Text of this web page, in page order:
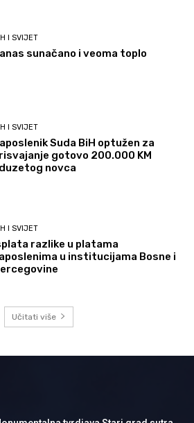
I SVIJET
sunačano i veoma toplo
I SVIJET
Suda BiH optužen za
gotovo 200.000 KM
novca
I SVIJET
razlike u platama
u institucijama Bosne i
Učitati više